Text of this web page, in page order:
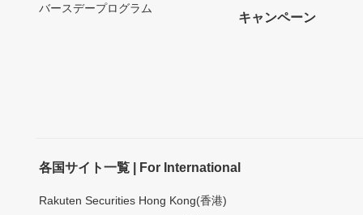
バースデープログラム
キャンペーン
各国サイト一覧 | For International
Rakuten Securities Hong Kong(香港)